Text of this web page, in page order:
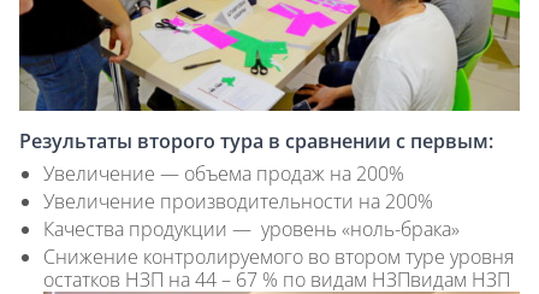
Результаты второго тура в сравнении с первым:
Увеличение — объема продаж на 200%
Увеличение производительности на 200%
Качества продукции — уровень «ноль-брака»
Снижение контролируемого во втором туре уровня
остатков НЗП на 44 – 67 % по видам НЗПвидам НЗП